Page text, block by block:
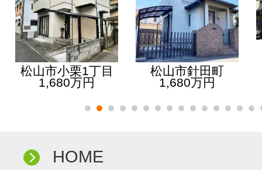
松山市小栗1丁目
1,680万円
松山市針田町
1,680万円
HOME